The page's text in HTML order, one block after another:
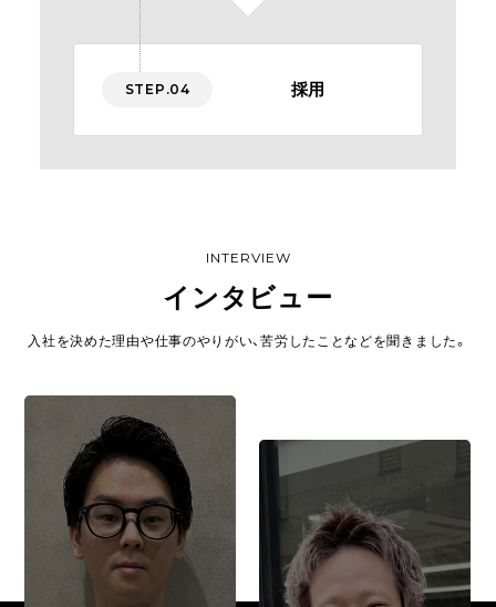
STEP.04 採用
INTERVIEW
インタビュー
入社を決めた理由や仕事のやりがい、苦労したことなどを聞きました。